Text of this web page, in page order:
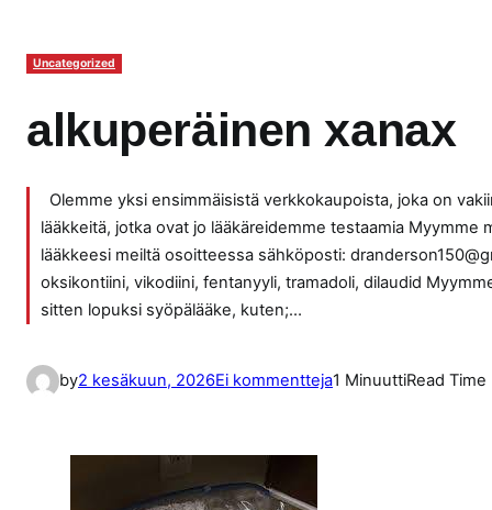
Uncategorized
alkuperäinen xanax
Olemme yksi ensimmäisistä verkkokaupoista, joka on
lääkkeitä, jotka ovat jo lääkäreidemme testaamia
lääkkeesi meiltä osoitteessa sähköposti:
oksikontiini, vikodiini, fentanyyli, tramadoli, dilaudid
sitten lopuksi syöpälääke, kuten;…
by2 kesäkuun, 2026Ei kommenttejaa1 MinuuttiRead Time